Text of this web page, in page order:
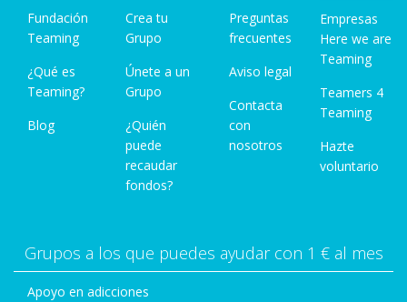
Fundación
Teaming
¿Qué es
Teaming?
Blog
Crea tu
Grupo
Únete a un
Grupo
¿Quién
puede
recaudar
fondos?
Preguntas
frecuentes
Aviso legal
Contacta
con
nosotros
Empresas
Here we are
Teaming
Teamers 4
Teaming
Hazte
voluntario
Grupos a los que puedes ayudar con 1 € al mes
Apoyo en adicciones